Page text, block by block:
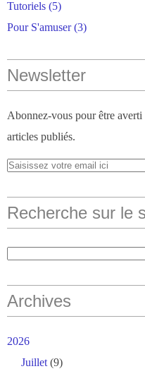
Tutoriels (5)
Pour S'amuser(3)
Newsletter
Abonnez-vous pour être averti
articles publiés.
Recherche sur le
Archives
2026
Juillet (9)